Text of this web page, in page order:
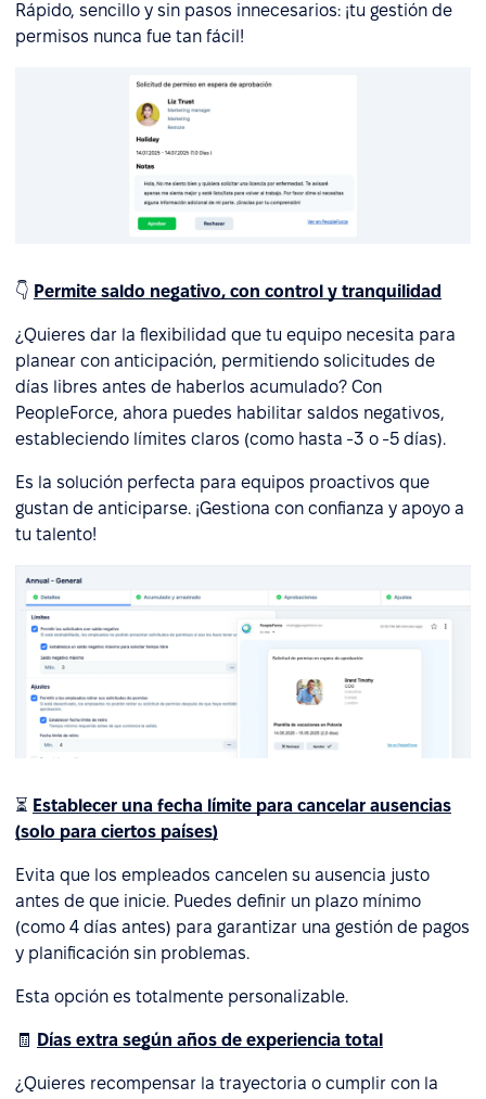
Rápido, sencillo y sin pasos innecesarios: ¡tu gestión de
permisos nunca fue tan fácil!
👇 Permite saldo negativo, con control y tranquilidad
¿Quieres dar la flexibilidad que tu equipo necesita para
planear con anticipación, permitiendo solicitudes de
días libres antes de haberlos acumulado? Con
PeopleForce, ahora puedes habilitar saldos negativos,
estableciendo límites claros (como hasta -3 o -5 días).
Es la solución perfecta para equipos proactivos que
gustan de anticiparse. ¡Gestiona con confianza y apoyo a
tu talento!
⏳ Establecer una fecha límite para cancelar ausencias
(solo para ciertos países)
Evita que los empleados cancelen su ausencia justo
antes de que inicie. Puedes definir un plazo mínimo
(como 4 días antes) para garantizar una gestión de pagos
y planificación sin problemas.
Esta opción es totalmente personalizable.
🧾 Días extra según años de experiencia total
¿Quieres recompensar la trayectoria o cumplir con la